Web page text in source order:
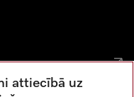
attiecībā uz